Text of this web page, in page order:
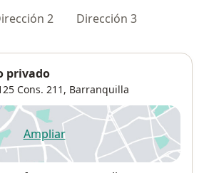
2 Dirección 3
privado
Cons. 211, Barranquilla
Ampliarse abre en una nueva